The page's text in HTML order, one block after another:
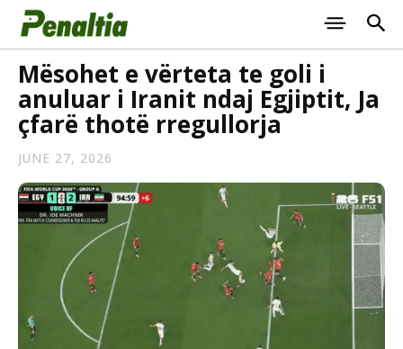
Mësohet e vërteta te goli i
anuluar i Iranit ndaj Egjiptit, Ja
çfarë thotë rregullorja
JUNE 27, 2026